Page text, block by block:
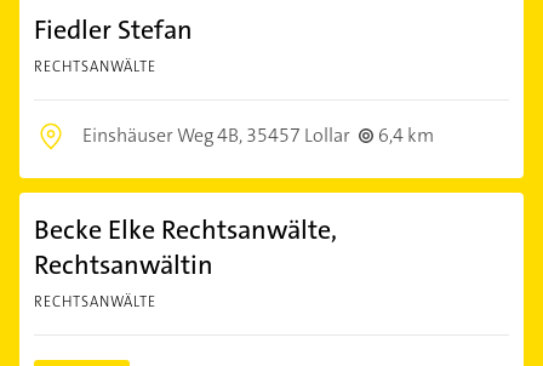
Fiedler Stefan
RECHTSANWÄLTE
Einshäuser Weg 4B,35457 Lollar 6,4 km
Becke Elke Rechtsanwälte,
Rechtsanwältin
RECHTSANWÄLTE